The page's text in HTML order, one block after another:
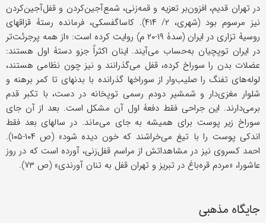
در تهران قدیم، افزون‌بر تعزیه و قمه‌زنی، شمع‌آجین‌کردن و قفل‌آجین‌کردن
نیز مرسوم بود (شهری، ۲/ ۴۱۴). کاساگفسکی، فرمانده رستۀ قزاقهای
روسیۀ تزاری در ایران (سدۀ ۱۹-۲۰ م) روایت کرده است: «از همه پرجرئت‌تر
در ایران توپچیان به‌حساب می‌آیند. اینان اکثراً جزو دستۀ اول هستند:
عضلات بدن را سوراخ کرده، قفل می‌گذرانند و نیز چون نظامی هستند،
لوله‌های تفنگ را صلیب‌وار از سوراخها گذرانده با بدنهای تا کمر برهنه و
شلوار مغزی‌دار و شمشیر دودم رسمی توپخانه در دست، با تکبر قدم
برمی‌دارند. این جراحی فقط دفعۀ اول آن مشکل است. بعد از آن جای
سوراخ زیر پوست برای همیشه به جای می‌ماند. در سالهای بعد فقط
اندکی پوست را با تیغ می‌خراشند که خون دیده شود» (ص ۱۰۴-۱۰۵).
احمد کسروی نیز در مشاهداتش از مراسم قفل‌زنی، آورده است که در روز
عاشورا، «مردم قره‌باغ در تبریز و تهران قفل به تنان آورندی» (ص ۷۳).
جایگاه مذهبی